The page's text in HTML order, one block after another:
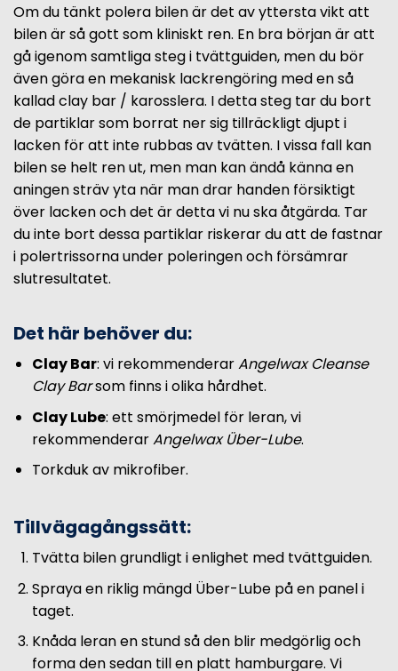
Om du tänkt polera bilen är det av yttersta vikt att
bilen är så gott som kliniskt ren. En bra början är att
gå igenom samtliga steg i tvättguiden, men du bör
även göra en mekanisk lackrengöring med en så
kallad clay bar / karosslera. I detta steg tar du bort
de partiklar som borrat ner sig tillräckligt djupt i
lacken för att inte rubbas av tvätten. I vissa fall kan
bilen se helt ren ut, men man kan ändå känna en
aningen sträv yta när man drar handen försiktigt
över lacken och det är detta vi nu ska åtgärda. Tar
du inte bort dessa partiklar riskerar du att de fastnar
i polertrissorna under poleringen och försämrar
slutresultatet.
Det här behöver du:
Clay Bar: vi rekommenderarAngelwax Cleanse
Clay Barsom finns i olika hårdhet.
Clay Lube: ett smörjmedel för leran, vi
rekommenderarAngelwax Über-Lube.
Torkduk av mikrofiber.
Tillvägagångssätt:
Tvätta bilen grundligt i enlighet med tvättguiden.
Spraya en riklig mängd Über-Lube på en panel i
taget.
Knåda leran en stund så den blir medgörlig och
forma den sedan till en platt hamburgare. Vi